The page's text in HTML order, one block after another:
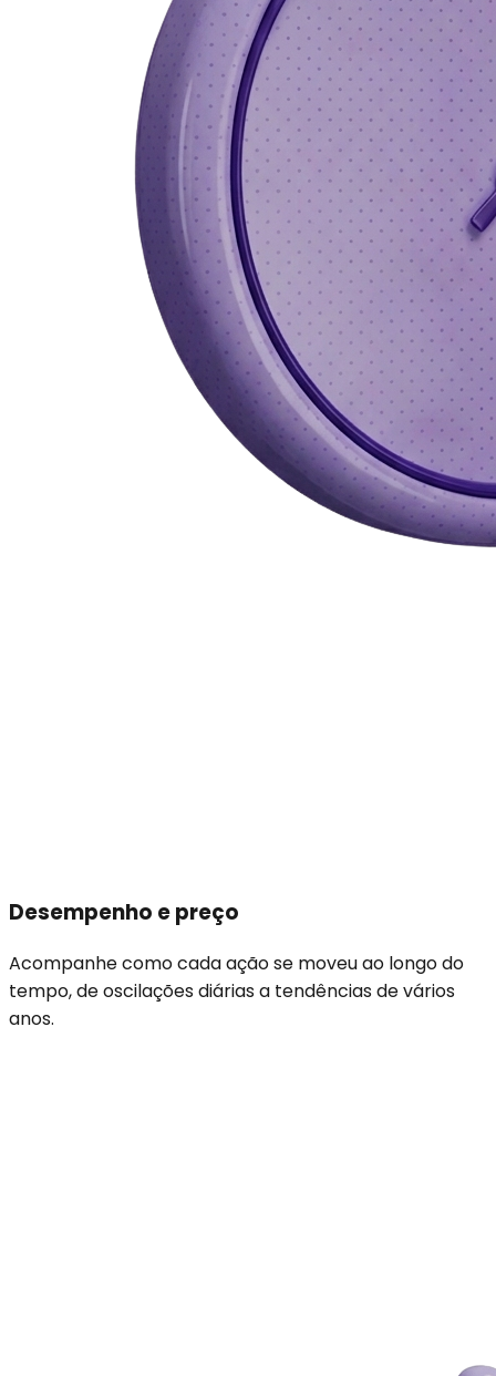
Desempenho e preço
Acompanhe como cada ação se moveu ao longo do
tempo, de oscilações diárias a tendências de vários
anos.